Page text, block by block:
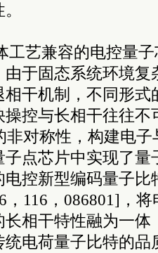
工艺兼容的电控量
于固态系统环境复
干机制，不同形式
控与长相干往往不
非对称性，构建电
点芯片中实现了量
控新型编码量子比
，116，086801]，
相干特性融为一体
电荷量子比特的品